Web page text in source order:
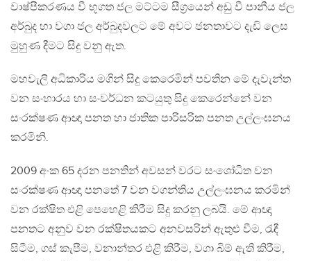
වාෂ්පීකරණය වී භූගත ජල මට්ටම සීග‍්‍රයෙන් අඩු වී පානීය ජල
අර්බුද හා වගා ජල අර්බුදවලට මේ අවට ජනතාවට දැඩි ලෙස
මුහුණ දීමට සිදු වනු ඇත.
මහවැලි අධිකාරිය මගින් සිදු කෙරෙමින් පවතින මේ දැවැන්ත
වන සංහාරය හා සංවර්ධන කටයුතු සිදු කෙරෙන්නේ වන
සංරක්ෂණ ආඥා පනත හා ජාතික පාරිසරික පනත උල්ලංඝනය
කරමිනි.
2009 අංක 65 දරන පනතින් අවසන් වරට සංශෝධිත වන
සංරක්ෂණ ආඥා පනතේ 7 වන වගන්තිය උල්ලංඝනය කරමින්
වන රක්ෂිත එළි පෙහෙළි කිරීම සිදු කරනු ලබයි. මේ ආඥා
පනතට අනුව වන රක්ෂිතයකට අනවසරින් ඇතුළු වීම, රැඳී
සිටීම, ගස් කැපීම, වනාන්තර එළි කිරීම, වගා බිම් ඇති කිරීම,